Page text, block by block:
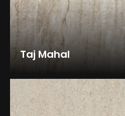
Taj Mahal